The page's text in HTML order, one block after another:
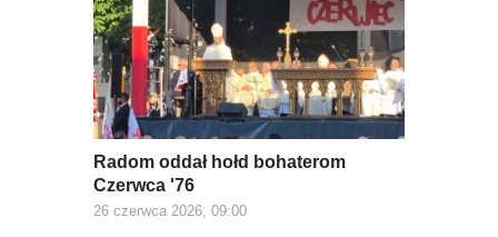
Radom oddał hołd bohaterom
Czerwca '76
26 czerwca 2026, 09:00